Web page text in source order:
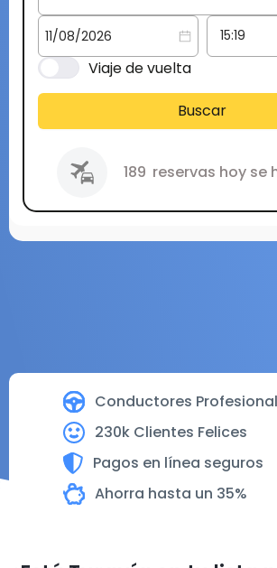
Conductores
230k Clientes Felices
Pagos en línea seguros
Ahorra hasta un 35%
Viaje de vuelta
Buscar
189 reservas hoy se